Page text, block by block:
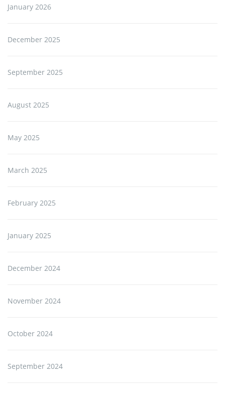
January 2026
December 2025
September 2025
August 2025
May 2025
March 2025
February 2025
January 2025
December 2024
November 2024
October 2024
September 2024